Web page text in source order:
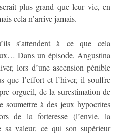
plus grand que leur vie, en
cela n’arrive jamais.
s’attendent à ce que cela
Dans un épisode, Angustina
lors d’une ascension pénible
que l’effort et l’hiver, il souffre
orgueil, de la surestimation de
soumettre à des jeux hypocrites
de la forteresse (l’envie, la
sa valeur, ce qui son supérieur